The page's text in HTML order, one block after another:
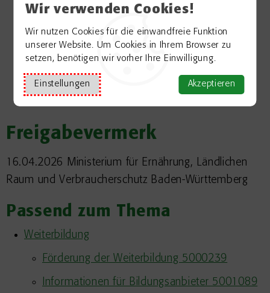
Wir verwenden Cookies!
Wir nutzen Cookies für die einwandfreie Funktion
unserer Website. Um Cookies in Ihrem Browser zu
setzen, benötigen wir vorher Ihre Einwilligung.
Einstellungen Akzeptieren
Landwirtschaftliche Landesanstalten
Forstliche Bildungszentrum Königsbronn
Akademie ländlicher Raum Baden-Württemberg
Arbeitsgemeinschaft ländliche
Erwachsenenbildung (ALEB)
Freigabevermerk
16.04.2026 Ministerium für Ernährung, Ländlichen
Raum und Verbraucherschutz Baden-Württemberg
Passend zum Thema
Weiterbildung
Förderung der Weiterbildung 5000239
Informationen für Bildungsanbieter 5001089